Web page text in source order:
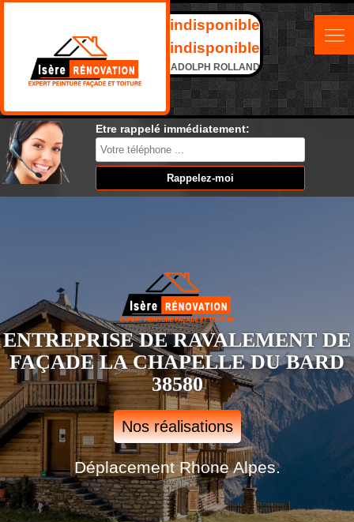
indisponible
indisponible
ADOLPH ROLLAND
Etre rappelé immédiatement:
ENTREPRISE DE RAVALEMENT DE
FAÇADE LA CHAPELLE DU BARD
38580
Nos réalisations
Déplacement Rhone Alpes.